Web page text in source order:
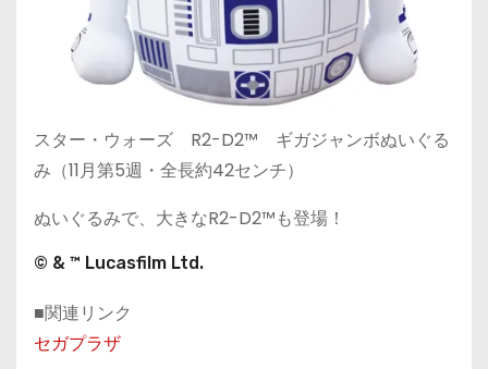
スター・ウォーズ R2-D2™ ギガジャンボぬいぐる
み（11月第5週・全長約42センチ）
ぬいぐるみで、大きなR2-D2™も登場！
© & ™ Lucasfilm Ltd.
■関連リンク
セガプラザ